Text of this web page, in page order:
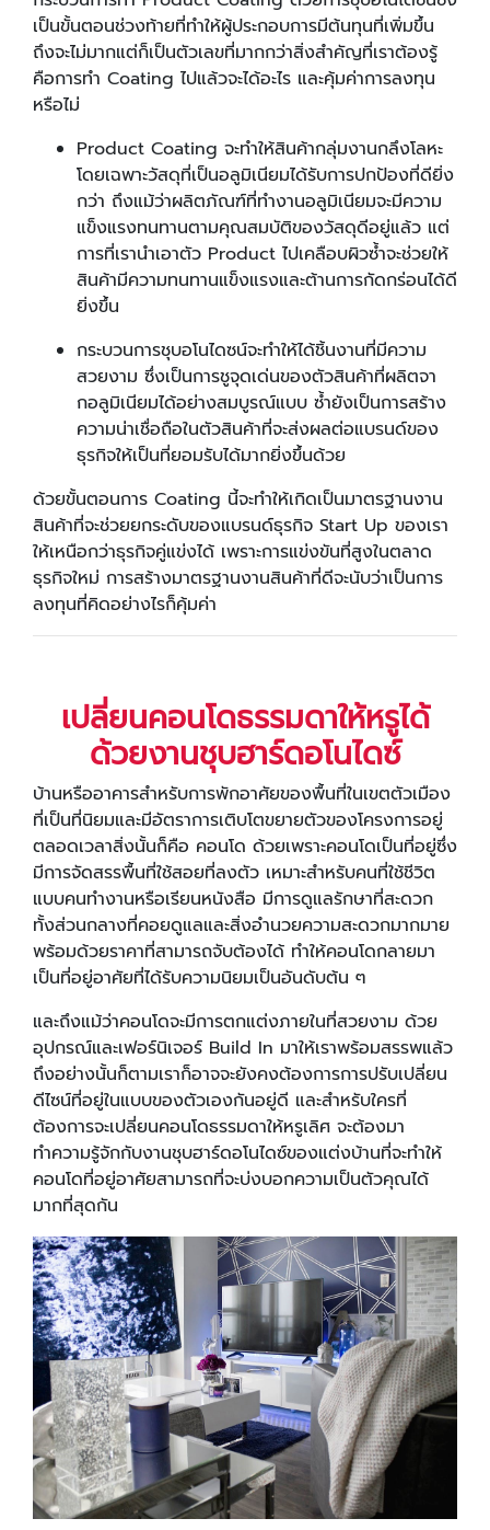
เป็นขั้นตอนช่วงท้ายที่ทำให้ผู้ประกอบการมีต้นทุนที่เพิ่มขึ้น
ถึงจะไม่มากแต่ก็เป็นตัวเลขที่มากกว่าสิ่งสำคัญที่เราต้องรู้
คือการทำ Coating ไปแล้วจะได้อะไร และคุ้มค่าการลงทุน
หรือไม่
Product Coating จะทำให้สินค้ากลุ่มงานกลึงโลหะ
โดยเฉพาะวัสดุที่เป็นอลูมิเนียมได้รับการปกป้องที่ดียิ่ง
กว่า ถึงแม้ว่าผลิตภัณฑ์ที่ทำงานอลูมิเนียมจะมีความ
แข็งแรงทนทานตามคุณสมบัติของวัสดุดีอยู่แล้ว แต่
การที่เรานำเอาตัว Product ไปเคลือบผิวซ้ำจะช่วยให้
สินค้ามีความทนทานแข็งแรงและต้านการกัดกร่อนได้ดี
ยิ่งขึ้น
กระบวนการชุบอโนไดซน์จะทำให้ได้ชิ้นงานที่มีความ
สวยงาม ซึ่งเป็นการชูจุดเด่นของตัวสินค้าที่ผลิตจา
กอลูมิเนียมได้อย่างสมบูรณ์แบบ ซ้ำยังเป็นการสร้าง
ความน่าเชื่อถือในตัวสินค้าที่จะส่งผลต่อแบรนด์ของ
ธุรกิจให้เป็นที่ยอมรับได้มากยิ่งขึ้นด้วย
ด้วยขั้นตอนการ Coating นี้จะทำให้เกิดเป็นมาตรฐานงาน
สินค้าที่จะช่วยยกระดับของแบรนด์ธุรกิจ Start Up ของเรา
ให้เหนือกว่าธุรกิจคู่แข่งได้ เพราะการแข่งขันที่สูงในตลาด
ธุรกิจใหม่ การสร้างมาตรฐานงานสินค้าที่ดีจะนับว่าเป็นการ
ลงทุนที่คิดอย่างไรก็คุ้มค่า
เปลี่ยนคอนโดธรรมดาให้หรูได้
ด้วยงานชุบฮาร์ดอโนไดซ์
บ้านหรืออาคารสำหรับการพักอาศัยของพื้นที่ในเขตตัวเมือง
ที่เป็นที่นิยมและมีอัตราการเติบโตขยายตัวของโครงการอยู่
ตลอดเวลาสิ่งนั้นก็คือ คอนโด ด้วยเพราะคอนโดเป็นที่อยู่ซึ่ง
มีการจัดสรรพื้นที่ใช้สอยที่ลงตัว เหมาะสำหรับคนที่ใช้ชีวิต
แบบคนทำงานหรือเรียนหนังสือ มีการดูแลรักษาที่สะดวก
ทั้งส่วนกลางที่คอยดูแลและสิ่งอำนวยความสะดวกมากมาย
พร้อมด้วยราคาที่สามารถจับต้องได้ ทำให้คอนโดกลายมา
เป็นที่อยู่อาศัยที่ได้รับความนิยมเป็นอันดับต้น ๆ
และถึงแม้ว่าคอนโดจะมีการตกแต่งภายในที่สวยงาม ด้วย
อุปกรณ์และเฟอร์นิเจอร์ Build In มาให้เราพร้อมสรรพแล้ว
ถึงอย่างนั้นก็ตามเราก็อาจจะยังคงต้องการการปรับเปลี่ยน
ดีไซน์ที่อยู่ในแบบของตัวเองกันอยู่ดี และสำหรับใครที่
ต้องการจะเปลี่ยนคอนโดธรรมดาให้หรูเลิศ จะต้องมา
ทำความรู้จักกับงานชุบฮาร์ดอโนไดซ์ของแต่งบ้านที่จะทำให้
คอนโดที่อยู่อาศัยสามารถที่จะบ่งบอกความเป็นตัวคุณได้
มากที่สุดกัน